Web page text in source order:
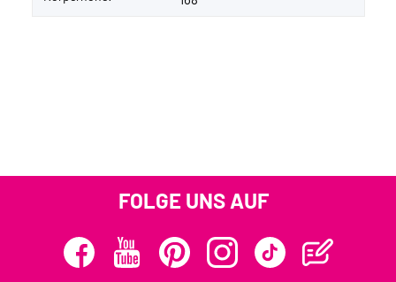
FOLGE UNS AUF